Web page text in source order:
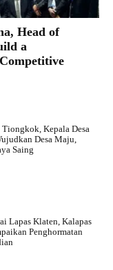
Head of
a
Kepala Desa
Desa Maju,
Saing
Lapas Klaten, Kalapas
Penghormatan